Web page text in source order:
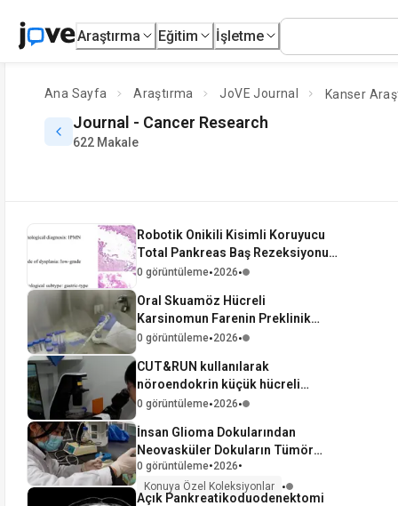
Araştırma Eğitim İşletme
Ana Sayfa Araştırma JoVE Journal Kanser
Journal - Cancer Research
622 Makale
Robotik Onikili Kisimli Koruyucu
Total Pankreas Baş Rezeksiyonu
İçinda, İç Dükktal Papiller
0 görüntüleme•2026•
Oral Skuamöz Hücreli
Karsinomun Farenin Preklinik
Modelleri İçin Translasyonel
Modeli
0 görüntüleme•2026•
CUT&RUN kullanılarak
nöroendokrin küçük hücreli
akciğer kanseri hücre hatlarında
transkripsiyon faktörü bağlanma
noktalarının genom çapında
haritalanması
0 görüntüleme•2026•
İnsan Glioma Dokularından
Neovasküler Dokuların Tümör
Anjiyogenezinin Nicel Proteomik
Analizi İçin Hazırlanması
0 görüntüleme•2026•
Konuya Özel Koleksiyonlar
•
Açık Pankreatikoduodenektomi